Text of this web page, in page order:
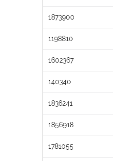
1873900
1198810
1602367
140340
1836241
1856918
1781055